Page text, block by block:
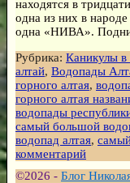
находятся в
одна из них в
одна «НИВА».
Рубрика: Каникулы в
алтай, Водопады
горного алтая,
горного алтая
водопады
самый большой
водопад алтая,
комментарий
©2026 - Блог